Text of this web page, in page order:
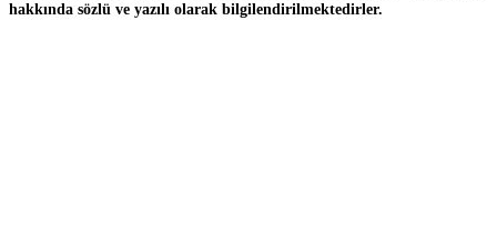
hakkında sözlü ve yazılı olarak bilgilendirilmektedirler.